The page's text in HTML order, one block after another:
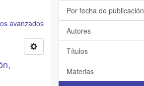
avanzados
Por fecha de publicación
Autores
Títulos
Materias